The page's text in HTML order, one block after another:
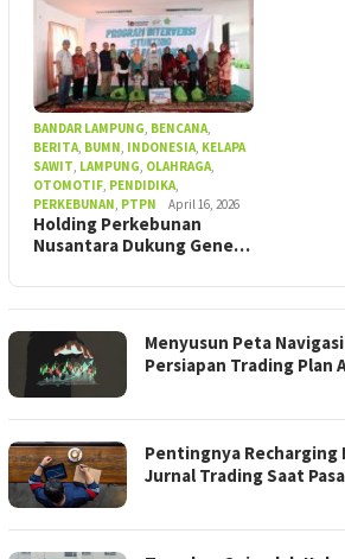
BANDAR LAMPUNG BENCANA
BERITA BUMN INDONESIA KELAPA
SAWIT LAMPUNG OLAHRAGA
OTOMOTIF PENDIDIKA
PERKEBUNAN PTPN April 16, 2026
Holding Perkebunan
Nusantara Dukung Gene…
Menyusun Peta
Persiapan Trading Plan
Pentingnya Recharging
Jurnal Trading Saat